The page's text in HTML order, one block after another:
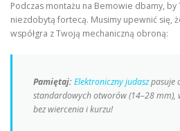
Podczas montażu na Bemowie dbamy,
niezdobytą fortecą. Musimy upewnić się,
współgra z Twoją mechaniczną obroną:
Pamiętaj:Elektroniczny judaszpasuje
standardowych otworów (14–28 mm),
bez wiercenia i kurzu!